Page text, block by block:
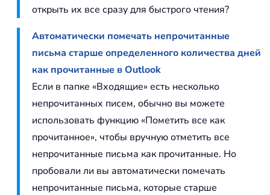
открыть их все сразу для быстрого чтения?
Автоматически помечать непрочитанные
письма старше определенного количества дней
как прочитанные в Outlook
Если в папке «Входящие» есть несколько
непрочитанных писем, обычно вы можете
использовать функцию «Пометить все как
прочитанное», чтобы вручную отметить все
непрочитанные письма как прочитанные. Но
пробовали ли вы автоматически помечать
непрочитанные письма, которые старше